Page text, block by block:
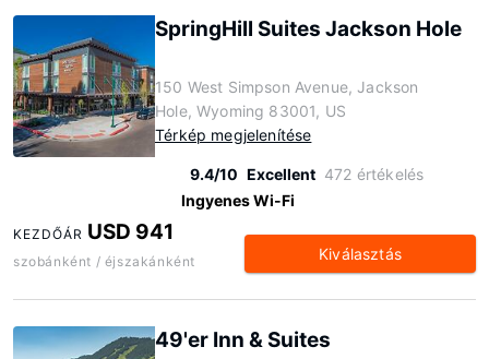
SpringHill Suites Jackson Hole
150 West Simpson Avenue, Jackson
Hole, Wyoming 83001, US
Térkép megjelenítése
9.4/10 Excellent 472 értékelés
Ingyenes Wi-Fi
KEZDŐÁR USD 941
szobánként / éjszakánként Kiválasztás
49'er Inn & Suites